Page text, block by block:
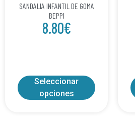
SANDALIA INFANTIL DE GOMA
BEPPI
8.80€
Seleccionar
opciones